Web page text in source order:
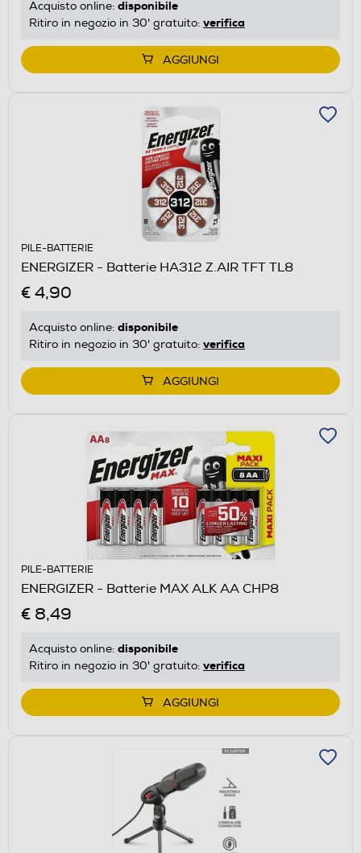
Acquisto online: disponibile
Ritiro in negozio in 30' gratuito: verifica
AGGIUNGI
PILE-BATTERIE
ENERGIZER - Batterie HA312 Z.AIR TFT TL8
€ 4,90
Acquisto online: disponibile
Ritiro in negozio in 30' gratuito: verifica
AGGIUNGI
PILE-BATTERIE
ENERGIZER - Batterie MAX ALK AA CHP8
€ 8,49
Acquisto online: disponibile
Ritiro in negozio in 30' gratuito: verifica
AGGIUNGI